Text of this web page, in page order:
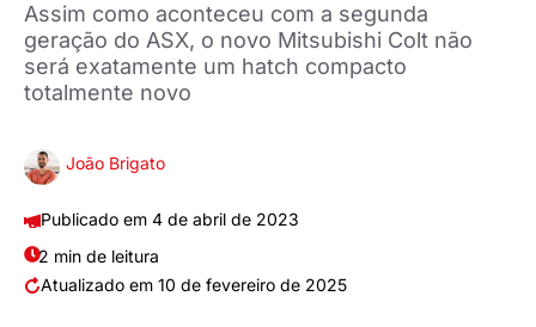
Assim como aconteceu com a segunda
geração do ASX, o novo Mitsubishi Colt não
será exatamente um hatch compacto
totalmente novo
João Brigato
4 de abril de 2023
2 min de leitura
10 de fevereiro de 2025